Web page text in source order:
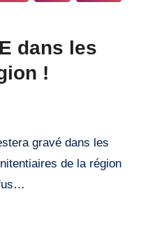
dans les
!
de la région